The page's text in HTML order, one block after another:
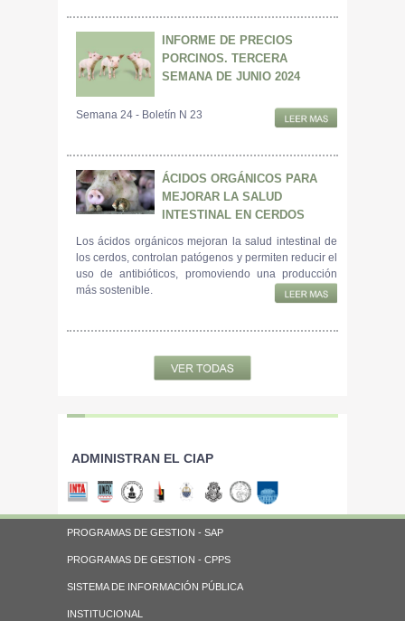
INFORME DE PRECIOS
PORCINOS. TERCERA
SEMANA DE JUNIO 2024
Semana 24 - Boletín N 23
ÁCIDOS ORGÁNICOS PARA
MEJORAR LA SALUD
INTESTINAL EN CERDOS
Los ácidos orgánicos mejoran la salud intestinal de
los cerdos, controlan patógenos y permiten reducir el
uso de antibióticos, promoviendo una producción
más sostenible.
ADMINISTRAN EL CIAP
PROGRAMAS DE GESTION - SAP
PROGRAMAS DE GESTION - CPPS
SISTEMA DE INFORMACIÓN PÚBLICA
INSTITUCIONAL